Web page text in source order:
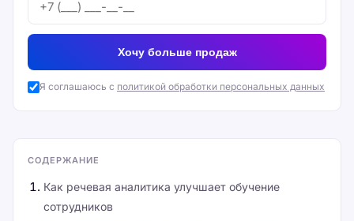
Хочу больше продаж
Я соглашаюсь с политикой обработки персональных данных
СОДЕРЖАНИЕ
Как речевая аналитика улучшает обучение
сотрудников